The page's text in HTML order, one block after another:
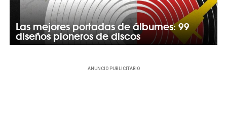
Las mejores portadas de álbumes: 99
diseños pioneros de discos
ANUNCIO PUBLICITARIO